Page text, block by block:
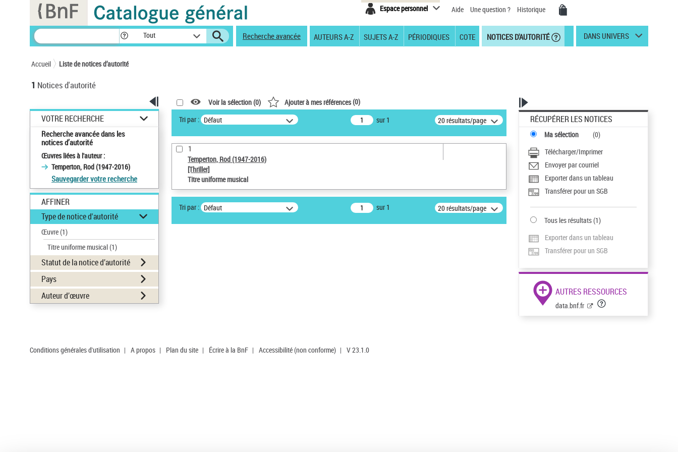
Espace personnel Aide Une question ? Historique
Tout Recherche avancée AUTEURS A-Z SUJETS A-Z PÉRIODIQUES COTE NOTICES D'AUTORITÉ DANS UNIVERS
Accueil Liste de notices d’autorité
1 Notices d'autorité
VOTRE RECHERCHE
Recherche avancée dans les
notices d’autorité
Œuvres liées à l'auteur :
Temperton, Rod (1947-2016)
Sauvegarder votre recherche
AFFINER
Type de notice d'autorité
Œuvre(1)
Titre uniforme musical(1)
Statut de la notice d’autorité
Pays
Auteur d’œuvre
Voir la sélection (0) Ajouter à mes références(0)
Tri par : Défaut sur 1 20 résultats/page
1
Temperton, Rod (1947-2016)
[Thriller]
Titre uniforme musical
Tri par : Défaut sur 1 20 résultats/page
RÉCUPÉRER LES NOTICES
Ma sélection (0)
Télécharger/Imprimer
Envoyer par courriel
Exporter dans un tableau
Transférer pour un SGB
Tous les résultats(1)
Exporter dans un tableau
Transférer pour un SGB
AUTRES RESSOURCES
data.bnf.fr
Conditions générales d'utilisation | A propos | Plan du site | Écrire à la BnF | Accessibilité (non conforme) | V 23.1.0
Panneau de gestion des cookies